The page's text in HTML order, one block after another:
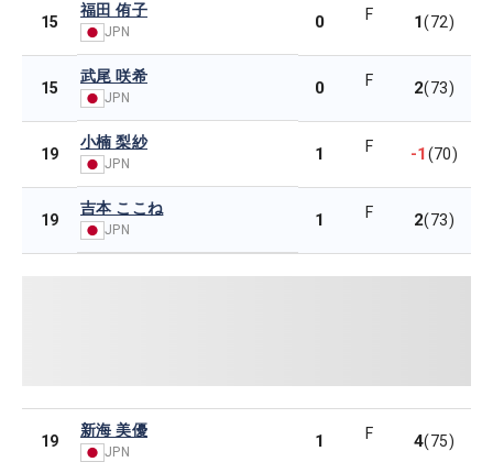
15
福田 侑子
JPN 0 F 1(72)
15
武尾 咲希
JPN 0 F 2(73)
19
小楠 梨紗
JPN 1 F -1(70)
19
吉本 ここね
JPN 1 F 2(73)
19
新海 美優
JPN
1 F 4(75)